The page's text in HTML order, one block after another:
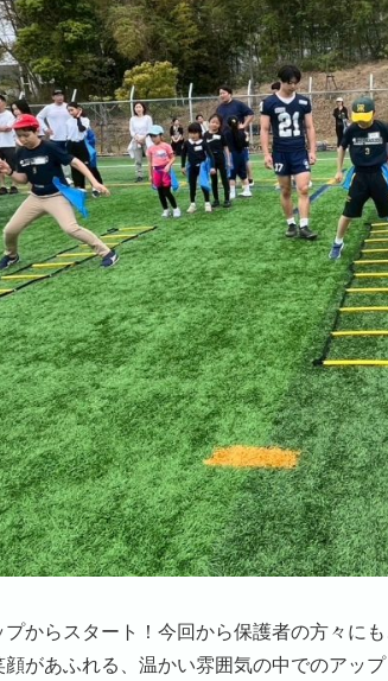
からスタート！今回から保護者の方々に
顔があふれる、温かい雰囲気の中でのアッ